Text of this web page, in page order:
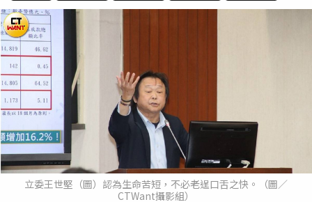
立委王世堅（圖）認為生命苦短，不必老逞口舌之快。（圖／
CTWant攝影組）